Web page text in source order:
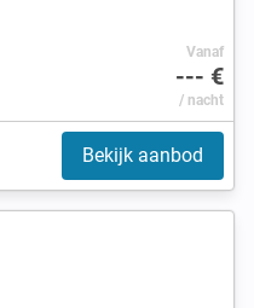
Vanaf
--- €
/ nacht
Bekijk aanbod